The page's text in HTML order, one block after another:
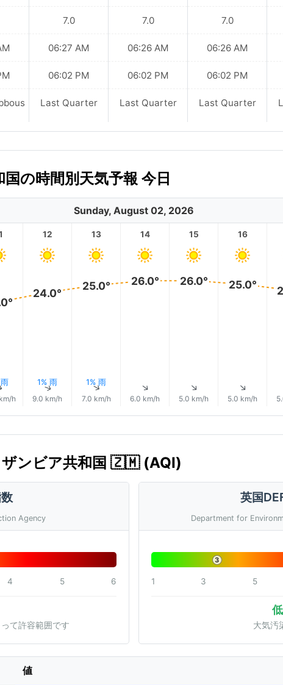
7.0
06:27 AM
06:02 PM
Last Quarter
7.0
06:26 AM
06:02 PM
Last Quarter
7.0
06:26 AM
06:02 PM
Last Quarter
の時間別天気予報 今日
Sunday, August 02, 2026
h
12
24.0°
1% 雨
↑
9.0 km/h
13
25.0°
1% 雨
↑
7.0 km/h
14
26.0°
↑
6.0 km/h
15
26.0°
↑
5.0 km/h
16
25.0°
↑
5.0 km/h
ザンビア共和国 🇿🇲 (AQI)
Agency
4 5 6
て許容範囲です
英国
Department for
3
1 3 5
大気汚
値